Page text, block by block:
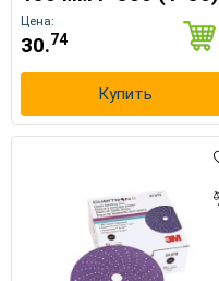
Цена:
30.74
Купить